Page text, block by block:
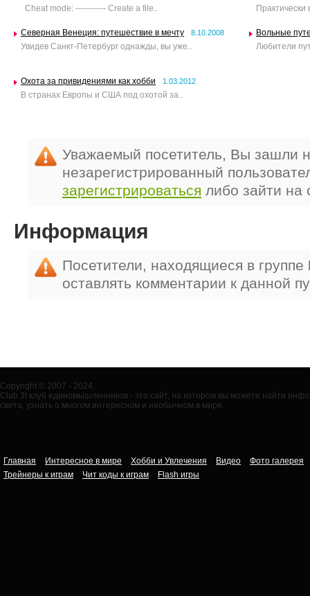
Cheat mode: ----------- Create a file.. Практически
Северная Венеция: путешествие в мечту 8.10.2008
Увидев Санкт-Петербург однажды, вы уже..
Вольные
Любители
Охота за привидениями как хобби 1.03.2012
В странах Европы и США под охотой за..
Уважаемый посетитель, Вы зашли
незарегистрированный
зарегистрироваться либо зайти на
Информация
Посетители, находящиеся в группе
оставлять комментарии к данной
Copyright © 2007 - 2024
Club 3t клуб единомышленников - это сайт, на котором вы можете найти
света, узнать о многом интересном и необычном в мире.
Главная Интересное в мире Хобби и Увлечения Видео
Фото галерея
Трейнеры к играм
Чит коды к играм Flash игры